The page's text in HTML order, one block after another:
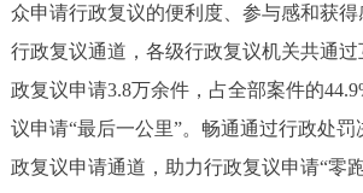
众申请行政复议的便利度、参与感和获
行政复议通道，各级行政复议机关共通
政复议申请3.8万余件，占全部案件的
议申请“最后一公里”。畅通通过行政处
政复议申请通道，助力行政复议申请“零